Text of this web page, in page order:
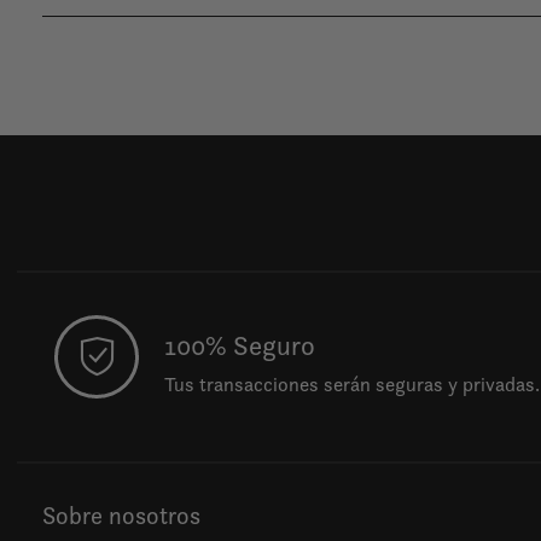
100% Seguro
Tus transacciones serán seguras y privadas.
Sobre nosotros